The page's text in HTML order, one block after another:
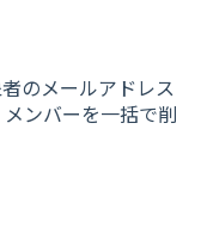
のメールアドレス
ンバーを一括で削